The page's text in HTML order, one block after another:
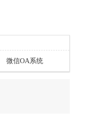
微信OA系统